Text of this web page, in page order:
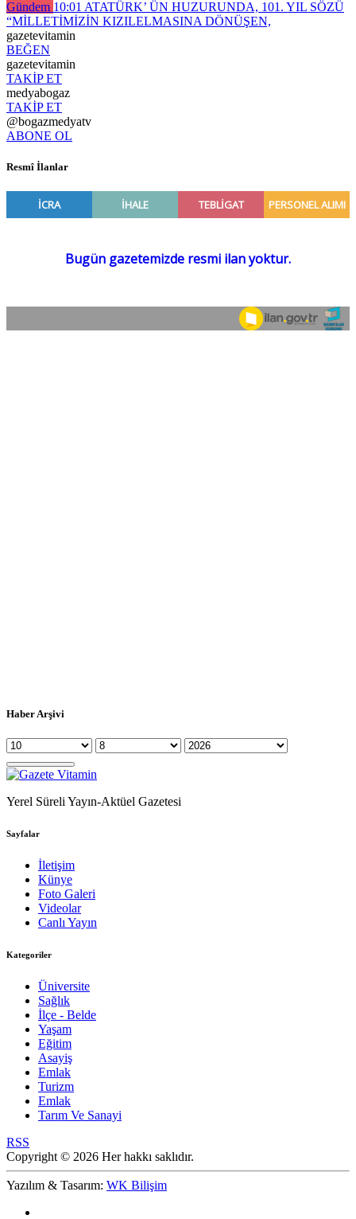
Gündem 10:01 ATATÜRK’ ÜN HUZURUNDA, 101. YIL SÖZÜ
“MİLLETİMİZİN KIZILELMASINA DÖNÜŞEN,
gazetevitamin
BEĞEN
gazetevitamin
TAKİP ET
medyabogaz
TAKİP ET
@bogazmedyatv
ABONE OL
Resmî İlanlar
Haber Arşivi
Yerel Süreli Yayın-Aktüel Gazetesi
Sayfalar
İletişim
Künye
Foto Galeri
Videolar
Canlı Yayın
Kategoriler
Üniversite
Sağlık
İlçe - Belde
Yaşam
Eğitim
Asayiş
Emlak
Turizm
Emlak
Tarım Ve Sanayi
RSS
Copyright © 2026 Her hakkı saklıdır.
Yazılım & Tasarım: WK Bilişim